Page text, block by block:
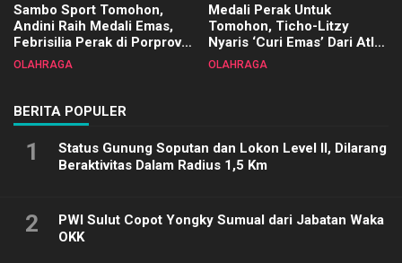
Sambo Sport Tomohon,
Andini Raih Medali Emas,
Febrisilia Perak di Porprov
Sulut 2025
OLAHRAGA
Medali Perak Untuk
Tomohon, Ticho-Litzy
Nyaris ‘Curi Emas’ Dari Atlet
Biliar PON di Porprov Sulut
OLAHRAGA
BERITA POPULER
1
Status Gunung Soputan dan Lokon Level II, Dilarang
Beraktivitas Dalam Radius 1,5 Km
2
PWI Sulut Copot Yongky Sumual dari Jabatan Waka
OKK